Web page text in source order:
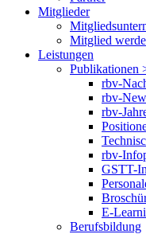
Mitglieder
Mitglied
Leistungen
Publikationen
rbv-
rbv-
rbv-
rbv-
GSTT-
E-
Berufsbildung